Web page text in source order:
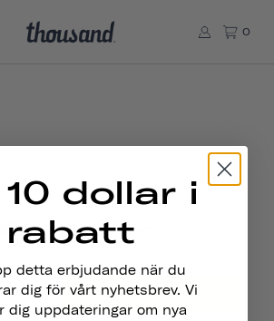
0
Kontakten
PRENUMERERA
dollar i
rabatt
detta erbjudande när du
dig för vårt nyhetsbrev. Vi
dig uppdateringar om nya